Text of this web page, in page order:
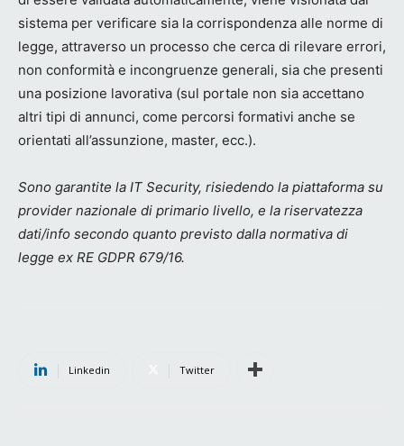
sistema per verificare sia la corrispondenza alle norme di
legge, attraverso un processo che cerca di rilevare errori,
non conformità e incongruenze generali, sia che presenti
una posizione lavorativa (sul portale non sia accettano
altri tipi di annunci, come percorsi formativi anche se
orientati all’assunzione, master, ecc.).
Sono garantite la IT Security, risiedendo la piattaforma su
provider nazionale di primario livello, e la riservatezza
dati/info secondo quanto previsto dalla normativa di
legge ex RE GDPR 679/16.
Linkedin Twitter